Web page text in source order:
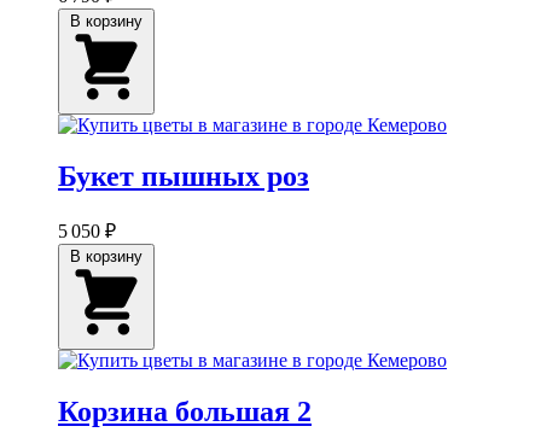
Букет пышных роз
5 050 ₽
Корзина большая 2